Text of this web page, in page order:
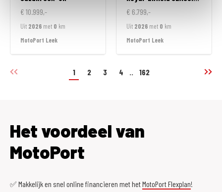
€ 10.999,-
Uit 2026 met 0 km
MotoPort Leek
€ 6.799,-
Uit 2026 met 0 km
MotoPort Leek
1 2 3 4 .. 162
Het voordeel van
MotoPort
✅ Makkelijk en snel online financieren met hetMotoPort Flexplan!